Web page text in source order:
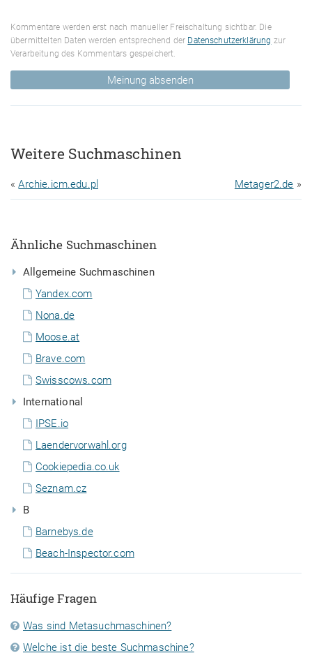
Kommentare werden erst nach manueller Freischaltung sichtbar. Die
übermittelten Daten werden entsprechend der Datenschutzerklärung zur
Verarbeitung des Kommentars gespeichert.
Meinung absenden
Weitere Suchmaschinen
«Archie.icm.edu.pl Metager2.de »
Ähnliche Suchmaschinen
Allgemeine Suchmaschinen
Yandex.com
Nona.de
Moose.at
Brave.com
Swisscows.com
International
IPSE.io
Laendervorwahl.org
Cookiepedia.co.uk
Seznam.cz
B
Barnebys.de
Beach-Inspector.com
Häufige Fragen
Was sind Metasuchmaschinen?
Welche ist die beste Suchmaschine?